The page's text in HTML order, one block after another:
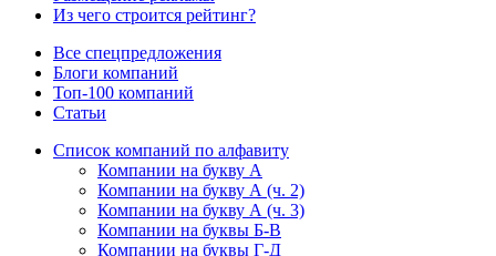
Из чего строится рейтинг?
Все спецпредложения
Блоги компаний
Топ-100 компаний
Статьи
Список компаний по алфавиту
Компании на букву А
Компании на букву А (ч. 2)
Компании на букву А (ч. 3)
Компании на буквы Б-В
Компании на буквы Г-Д